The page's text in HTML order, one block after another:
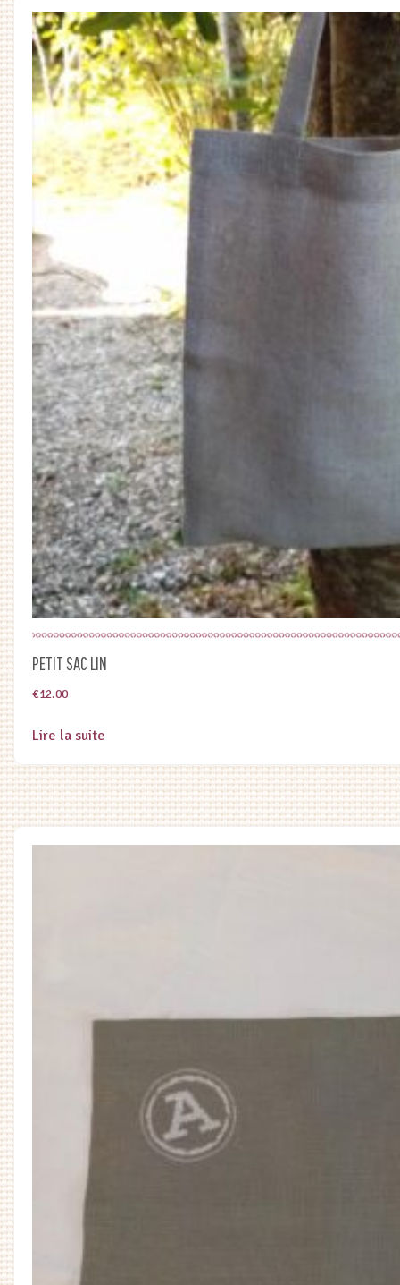
PETIT SAC LIN
€12.00
Lire la suite